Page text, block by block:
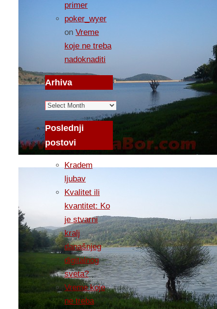
primer
poker_wyer
on Vreme
koje ne treba
nadoknaditi
Arhiva
Arhiva
Poslednji
postovi
Kradem
ljubav
Kvalitet ili
kvantitet: Ko
je stvarni
kralj
današnjeg
digitalnog
sveta?
Vreme koje
ne treba